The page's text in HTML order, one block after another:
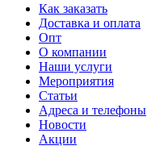
Как заказать
Доставка и оплата
Опт
О компании
Наши услуги
Мероприятия
Статьи
Адреса и телефоны
Новости
Акции